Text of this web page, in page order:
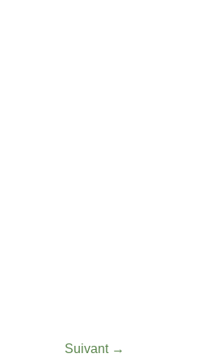
Suivant →